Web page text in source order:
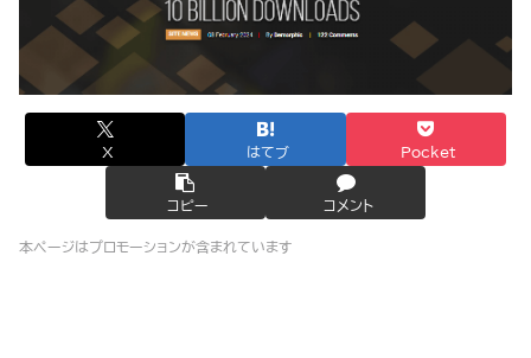
X はてブ Pocket
コピー コメント
本ページはプロモーションが含まれています